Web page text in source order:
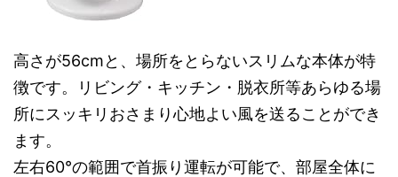
高さが56cmと、場所をとらないスリムな本体が特
徴です。リビング・キッチン・脱衣所等あらゆる場
所にスッキリおさまり心地よい風を送ることができ
ます。
左右60°の範囲で首振り運転が可能で、部屋全体に